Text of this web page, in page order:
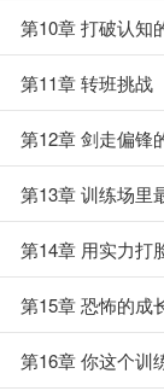
第10章 打破认知
第11章 转班挑战
第12章 剑走偏锋
第13章 训练场里
第14章 用实力打
第15章 恐怖的成
第16章 你这个训